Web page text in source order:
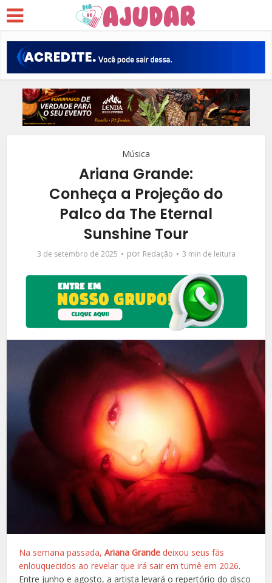
Música
Ariana Grande:
Conheça a Projeção do
Palco da The Eternal
Sunshine Tour
3 de setembro de 2025 por Redação 3 min de leitura
Na semana passada,Ariana Grande deixou seus fãs
enlouquecidos ao revelar que irá sair em turnê em 2026.
Entre junho e agosto, a artista levará o repertório do disco